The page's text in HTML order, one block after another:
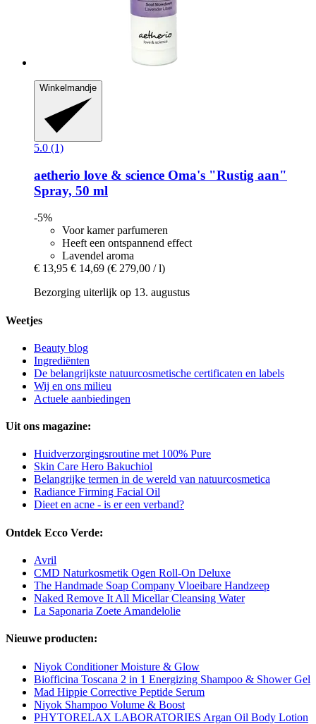
Winkelmandje
5.0 (1)
aetherio love & science Oma's "Rustig aan"
Spray, 50 ml
-5%
Voor kamer parfumeren
Heeft een ontspannend effect
Lavendel aroma
€ 13,95 € 14,69 (€ 279,00 / l)
Bezorging uiterlijk op 13. augustus
Weetjes
Beauty blog
Ingrediënten
De belangrijkste natuurcosmetische certificaten en labels
Wij en ons milieu
Actuele aanbiedingen
Uit ons magazine:
Huidverzorgingsroutine met 100% Pure
Skin Care Hero Bakuchiol
Belangrijke termen in de wereld van natuurcosmetica
Radiance Firming Facial Oil
Dieet en acne - is er een verband?
Ontdek Ecco Verde:
Avril
CMD Naturkosmetik Ogen Roll-On Deluxe
The Handmade Soap Company Vloeibare Handzeep
Naked Remove It All Micellar Cleansing Water
La Saponaria Zoete Amandelolie
Nieuwe producten:
Niyok Conditioner Moisture & Glow
Biofficina Toscana 2 in 1 Energizing Shampoo & Shower Gel
Mad Hippie Corrective Peptide Serum
Niyok Shampoo Volume & Boost
PHYTORELAX LABORATORIES Argan Oil Body Lotion